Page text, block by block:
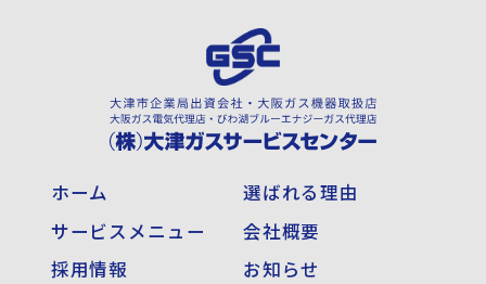
ホーム
選ばれる理由
サービスメニュー
会社概要
採用情報
お知らせ